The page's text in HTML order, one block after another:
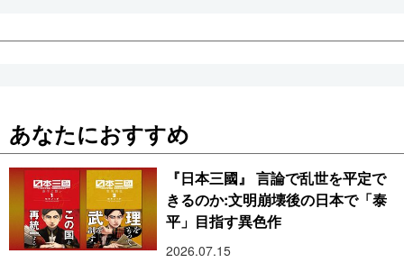
あなたにおすすめ
『日本三國』 言論で乱世を平定で
きるのか:文明崩壊後の日本で「泰
平」目指す異色作
2026.07.15